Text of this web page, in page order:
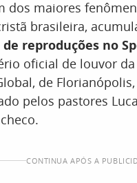
dos maiores
brasileira,
reproduções no
oficial de louvor da
de
pelos pastores
CONTINUA APÓS A